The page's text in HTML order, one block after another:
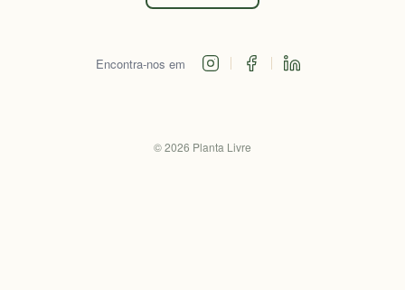
Encontra-nos em
©2026 Planta Livre